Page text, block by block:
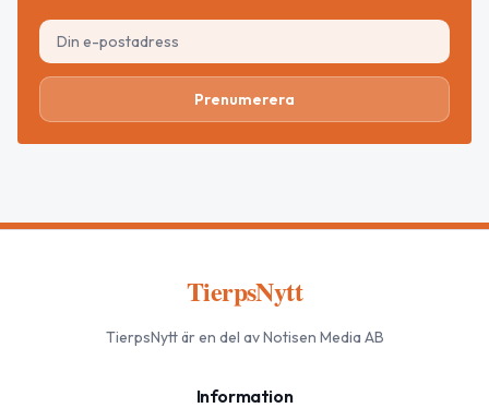
Prenumerera
TierpsNytt
TierpsNyttär en del av Notisen Media AB
Information